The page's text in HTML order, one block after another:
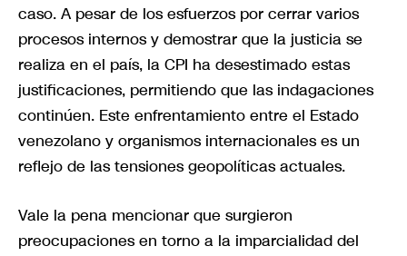
caso. A pesar de los esfuerzos por cerrar varios
procesos internos y demostrar que la justicia se
realiza en el país, la CPI ha desestimado estas
justificaciones, permitiendo que las indagaciones
continúen. Este enfrentamiento entre el Estado
venezolano y organismos internacionales es un
reflejo de las tensiones geopolíticas actuales.
Vale la pena mencionar que surgieron
preocupaciones en torno a la imparcialidad del